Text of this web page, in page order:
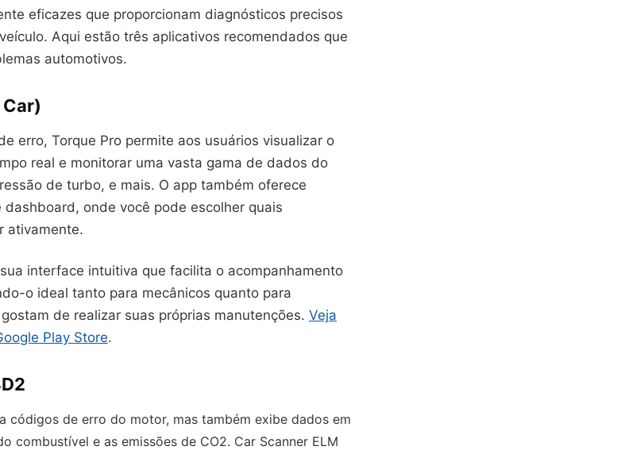
eficazes que proporcionam diagnósticos precisos
Aqui estão três aplicativos recomendados que
automotivos.
Car)
erro, Torque Pro permite aos usuários visualizar o
real e monitorar uma vasta gama de dados do
de turbo, e mais. O app também oferece
onde você pode escolher quais
ativamente.
interface intuitiva que facilita o acompanhamento
o ideal tanto para mecânicos quanto para
de realizar suas próprias manutenções. Veja
Play Store.
códigos de erro do motor, mas também exibe dados em
combustível e as emissões de CO2. Car Scanner ELM